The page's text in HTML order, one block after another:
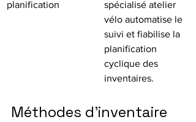
planification
spécialisé atelier
vélo automatise le
suivi et fiabilise la
planification
cyclique des
inventaires.
Méthodes d’inventaire